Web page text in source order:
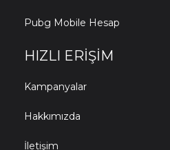
Pubg Mobile Hesap
HIZLI ERIŞIM
Kampanyalar
Hakkımızda
İletişim